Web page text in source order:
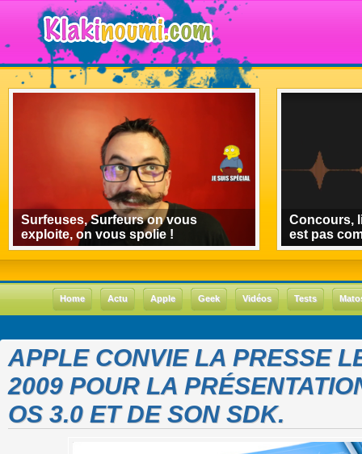
Surfeuses, Surfeurs on vous
exploite, on vous spolie !
Concours,
est pas
Home Actu Apple Geek Vidéos Tests
APPLE CONVIE LA PRESSE
2009 POUR LA
OS 3.0 ET DE SON SDK.